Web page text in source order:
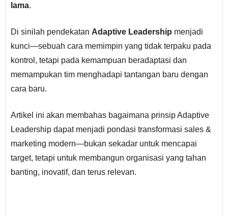
lama.
Di sinilah pendekatan Adaptive Leadership menjadi
kunci—sebuah cara memimpin yang tidak terpaku pada
kontrol, tetapi pada kemampuan beradaptasi dan
memampukan tim menghadapi tantangan baru dengan
cara baru.
Artikel ini akan membahas bagaimana prinsip Adaptive
Leadership dapat menjadi pondasi transformasi sales &
marketing modern—bukan sekadar untuk mencapai
target, tetapi untuk membangun organisasi yang tahan
banting, inovatif, dan terus relevan.